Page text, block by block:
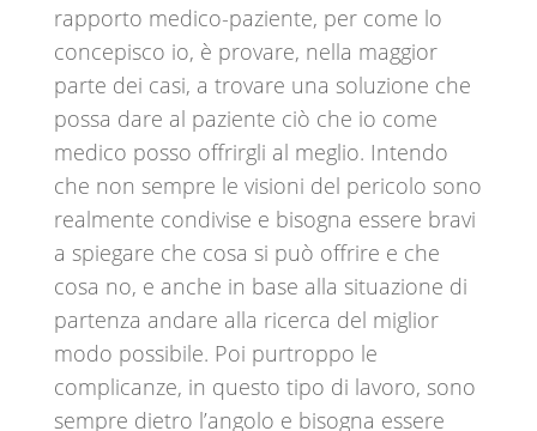
rapporto medico-paziente, per come lo
concepisco io, è provare, nella maggior
parte dei casi, a trovare una soluzione che
possa dare al paziente ciò che io come
medico posso offrirgli al meglio. Intendo
che non sempre le visioni del pericolo sono
realmente condivise e bisogna essere bravi
a spiegare che cosa si può offrire e che
cosa no, e anche in base alla situazione di
partenza andare alla ricerca del miglior
modo possibile. Poi purtroppo le
complicanze, in questo tipo di lavoro, sono
sempre dietro l’angolo e bisogna essere